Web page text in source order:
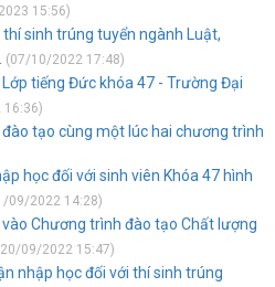
15:56)
sinh trúng tuyển ngành Luật,
(07/10/2022 17:48)
tiếng Đức khóa 47 - Trường Đại
tạo cùng một lúc hai chương trình
học đối với sinh viên Khóa 47 hình
09/2022 14:28)
Chương trình đào tạo Chất lượng
09/2022 15:47)
nhập học đối với thí sinh trúng